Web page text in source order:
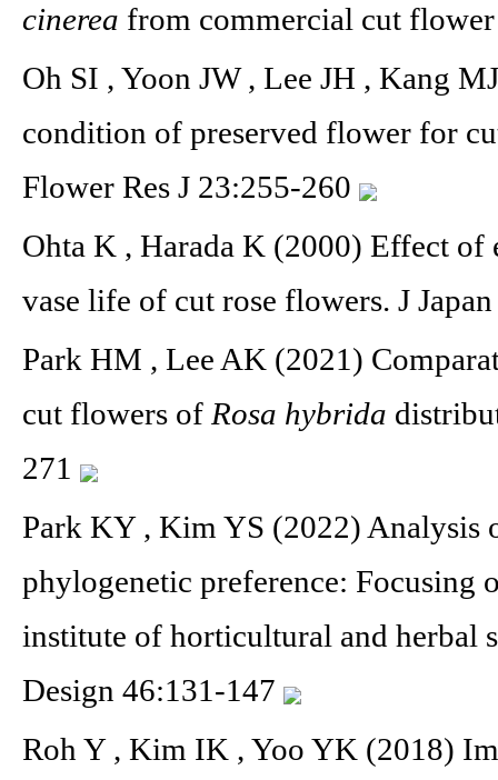
cinerea from commercial cut
Oh SI , Yoon JW , Lee JH , Kang
condition of preserved flower for
Flower Res J 23:255-260
Ohta K , Harada K (2000) Effect of
vase life of cut rose flowers. J
Park HM , Lee AK (2021)
cut flowers of Rosa hybrida
271
Park KY , Kim YS (2022) Analysis
phylogenetic preference: Focusing
institute of horticultural and herbal
Design 46:131-147
Roh Y , Kim IK , Yoo YK (2018)